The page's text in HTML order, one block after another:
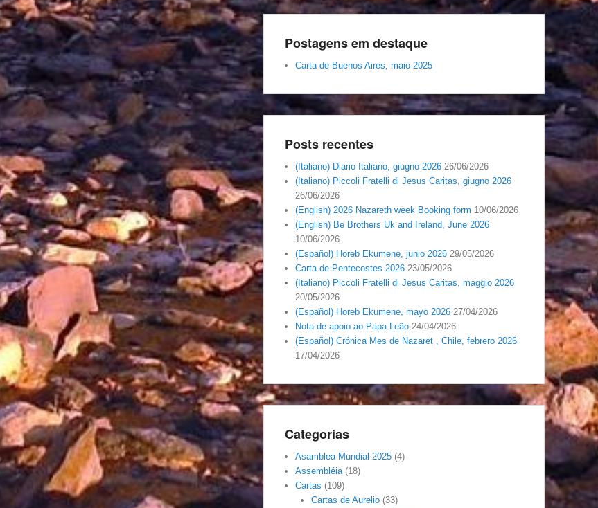
Postagens em destaque
Carta de Buenos Aires, maio 2025
Posts recentes
(Italiano) Diario Italiano, giugno 2026 26/06/2026
(Italiano) Piccoli Fratelli di Jesus Caritas, giugno 2026
26/06/2026
(English) 2026 Nazareth week Booking form 10/06/2026
(English) Be Brothers Uk and Ireland, June 2026
10/06/2026
(Español) Horeb Ekumene, junio 2026 29/05/2026
Carta de Pentecostes 2026 23/05/2026
(Italiano) Piccoli Fratelli di Jesus Caritas, maggio 2026
20/05/2026
(Español) Horeb Ekumene, mayo 2026 27/04/2026
Nota de apoio ao Papa Leão 24/04/2026
(Español) Crónica Mes de Nazaret , Chile, febrero 2026
17/04/2026
Categorias
Asamblea Mundial 2025 (4)
Assembléia(18)
Cartas (109)
Cartas de Aurelio(33)